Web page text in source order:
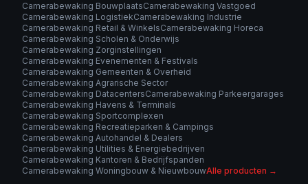
Camerabewaking BouwplaatsCamerabewaking Vastgoed
Camerabewaking LogistiekCamerabewaking Industrie
Camerabewaking Retail & WinkelsCamerabewaking Horeca
Camerabewaking Scholen & Onderwijs
Camerabewaking Zorginstellingen
Camerabewaking Evenementen & Festivals
Camerabewaking Gemeenten & Overheid
Camerabewaking Agrarische Sector
Camerabewaking DatacentersCamerabewaking Parkeergarages
Camerabewaking Havens & Terminals
Camerabewaking Sportcomplexen
Camerabewaking Recreatieparken & Campings
Camerabewaking Autohandel & Dealers
Camerabewaking Utilities & Energiebedrijven
Camerabewaking Kantoren & Bedrijfspanden
Camerabewaking Woningbouw & NieuwbouwAlle producten →